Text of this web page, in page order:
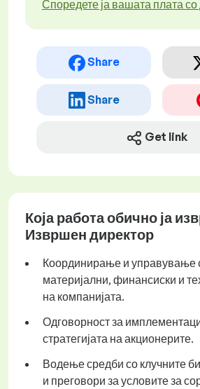
Споредете ја вашата плата со
Share
Share
Get link
Која работа обично ја
Извршен директор
Координирање и управување
материјални, финансиски и
на компанијата.
Одговорност за
стратегијата на акционерите.
Водење средби со клучните
и преговори за условите за